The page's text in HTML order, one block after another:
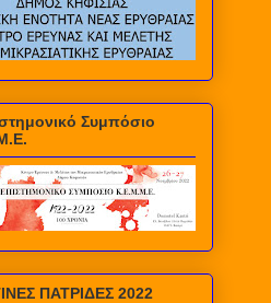
Συμπόσιο
ΠΑΤΡΙΔΕΣ 2022